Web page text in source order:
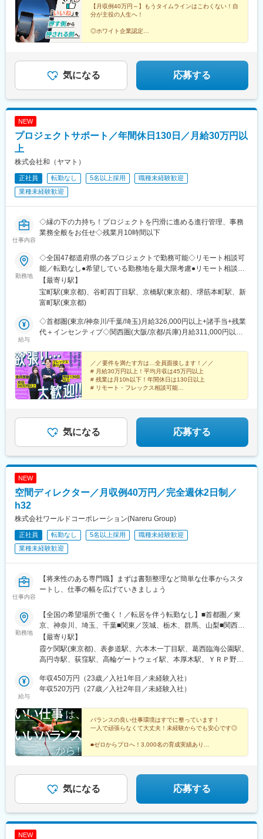
階■中部支店／愛知県名古屋市中村区名駅3-4-10 アルティメイト
名駅1st 4階■東北支店／宮城県仙台市宮城野区榴岡4-5-5 KTビル3
階■北海道支店／北海道札幌市北区7条西2-20 NCO札幌駅北口2
階■九州支店／福岡市博多区博多駅東2-10-35 博多プライムイース
渡駅、武蔵増戸駅、清瀬駅、萩山駅、富士見ケ丘駅、立川南駅、
押上駅、日比谷駅、新福井駅、梅島駅、西武球場前駅、荒川車庫
前駅、代田橋駅、両国駅、西武柳沢駅、志村坂上駅、氷川台駅、
東高円寺駅、河辺の森駅、西栗栖駅、三郷中央駅、鴨居駅、青砥
川駅、天神川駅、栗平駅、北鎌倉駅、青梅駅、昭和駅、森下駅(東
京都)、相原駅、大崎駅、落合南長崎駅、大和駅(神奈川県)、鶴間
駅、高座渋谷駅、中神駅、北楠駅、城陽駅、スポーツセンター
矢川駅、六会日大前駅、植田駅(名古屋市営)、三河一宮駅、上野毛
駅、志村三丁目駅、南砂町駅、三河島駅、千駄木駅、瑞江駅、木
場駅(東京都)、相模大塚駅、上北台駅、大師橋駅、東舞鶴駅、梶が
谷駅、日の出駅(東京都)、金沢文庫駅、平塚駅、牛込柳町駅、新座
駅、麻布十番駅、平井駅(東京都)、一之江駅、赤土小学校前駅、久
我山駅、駒沢大学駅、本庄早稲田駅、東あずま駅、根岸駅(神奈川
槻市駅、鷺沼駅、香川駅、大濠公園駅、江戸川橋駅、池袋駅、若
葉台駅、京王よみうりランド駅、羽後牛島駅、新馬場駅、由仁
五日市駅、八日市駅、湯島駅、妙典駅、大矢知駅、平津駅、上社
駅、木ノ下駅、甚目寺駅、川越富洲原駅、春田駅、長泉なめり
駅、古庄駅、芝川駅、富士岡駅、門出駅、関ケ原駅、千城台駅、
室蘭駅、上板橋駅、羽島市役所前駅、大和田駅(北海道)、阿佐ケ谷
駅、上永谷駅、雑色駅、六町駅、港町駅、鮫洲駅、日進駅(北海
道)、丸亀駅、和田町駅、武蔵砂川駅、港南台駅、亀山駅(三重
県)、勝川駅、中山駅(神奈川県)、ウッディタウン中央駅、聖蹟桜
ケ丘駅、久里浜駅、倉見駅、海老名駅(相模線)、当麻寺駅、美乃坂
本駅、本郷台駅、玉川学園前駅、古淵駅、京成高砂駅、社家駅、
駅、静岡駅、竹橋駅、横手駅、東村山駅、王子神谷駅、浅野駅、
木曽川駅、小牧駅、下麻生駅、園田駅、北池袋駅、野跡駅、大学
前駅(滋賀県)、石山寺駅、黄檗駅(奈良線)、新井宿駅、芝浦ふ頭
駅、宝塚駅、島氏永駅、北朝霞駅、徳島駅、大村駅(兵庫県)、三石
駅、五十鈴ケ丘駅、関下有知駅、相模湖駅、木津駅(兵庫県)、東青
東京国際クルーズターミナル駅、虎ノ門駅、程久保駅、代々木八
幡駅、小平駅、立川駅、有楽町駅、福井駅(福井県)、明大前駅、両
国駅(都営線)、中野富士見町駅、高速神戸駅、越中島駅、小岩駅、
八坂駅、菊川駅(東京都)、下神明駅、椎名町駅、京急東神奈川駅、
久寿川駅、荒川一中前駅、武蔵小山駅、名古屋駅、塩釜口駅、中
駅、竹芝駅、若松河田駅、亀戸水神駅、東尾久三丁目駅、大塚駅
(東京都)、宮前平駅、神楽坂駅、青物横丁駅、穴守稲荷駅、堀切
江吉良駅、六郷土手駅、品川シーサイド駅、京急久里浜駅、熊野
前駅、立飛駅、神保町駅、東十条駅、安善駅、下板橋駅、明治神
宮前駅、虎ノ門ヒルズ駅、原宿駅、立川北駅、銀座駅、福井駅、
尾久駅、浅草橋駅、ハーバーランド駅、清澄白河駅、東白楽駅、
田駅(東京都)、本郷三丁目駅、鈴木町駅、栄町駅(東京都)、小川町
駅(東京都)、弁天橋駅、三田駅(東京都)
【月収例40万円～】もうタイムラインはこわくない！自
分が主役の人生へ！
◎ホワイト企業認定
気になる 応募する
NEW
プロジェクトサポート／年間休日130日／月給30万円以
上
株式会社和（ヤマト）
正社員 転勤なし 5名以上採用
職種未経験歓迎
業種未経験歓迎
仕事内容
◇縁の下の力持ち！プロジェクトを円滑に進める進行管理、事務
業務全般をお任せ◇残業月10時間以下
勤務地
◇全国47都道府県の各プロジェクトで勤務可能◇リモート相談可
能／転勤なし●希望している勤務地を最大限考慮●リモート相談可
能●直行直帰もOK●U・Iターン歓迎●マイカー通勤可（勤務地によ
る）●社宅あり（勤務地による）【交通】●各プロジェクト先によ
り異なります●基本的に現場へは直行直帰●自動車・バイク通勤OK
談ください【事務所】●本社東京都中央区銀座1-18-2 太平ビル6
階●関西支店大阪府大阪市中央区鎗屋町2丁目2番地9号
【最寄り駅】
宝町駅(東京都)、谷町四丁目駅、京橋駅(東京都)、堺筋本町駅、新
富町駅(東京都)
給与
◇首都圏(東京/神奈川/千葉/埼玉)月給326,000円以上+諸手当+残業
代＋インセンティブ◇関西圏(大阪/京都/兵庫)月給311,000円以上
297,000円以上+諸手当+残業代＋インセンティブ◇上記以外の県
庁所在地月給282,000円以上+諸手当+残業代＋インセンティブ◇
その他の地域月給267,000円以上+諸手当+残業代＋インセンティ
ブ◇豊かな経験がある方は加給優遇月給450,000円以上+諸手当
+残業代＋インセンティブ※残業代は全額別途支給！！※上記月給
慮の上、決定します。＼年収例／年収750万円／33歳 経験8年年
収600万円／32歳 経験4年年収480万円／25歳 経験1年
／／要件を満たす方は…全員面接します！／／
# 月給30万円以上！平均月収は45万円以上
# 残業は月10h以下！年間休日は130日以上
# リモート・フレックス相談可能
気になる 応募する
NEW
空間ディレクター／月収例40万円／完全週休2日制／
h32
株式会社ワールドコーポレーション(Nareru Group)
正社員 転勤なし 5名以上採用
職種未経験歓迎
業種未経験歓迎
仕事内容
【将来性のある専門職】まずは書類整理など簡単な仕事からスタ
ートし、仕事の幅を広げていきましょう
勤務地
【全国の希望場所で働く！／転居を伴う転勤なし】■首都圏／東
京、神奈川、埼玉、千葉■関東／茨城、栃木、群馬、山梨■関西／
大阪、兵庫、京都、奈良、和歌山、滋賀■中部／愛知、岐阜、三
重、静岡■北信越／新潟、富山、石川、福井、長野■北海道・東北
／北海道、青森、秋田、岩手、宮城、福島、山形■中四国／鳥取、
佐賀、長崎、大分、熊本、宮崎、鹿児島、沖縄【事業所住所】■東
京本社／東京都千代田区2番町3番地5麹町三葉ビル3階■キャリア
階■関西支店／大阪府大阪市中央区平野町2丁目4-9 淀屋橋PREX2
階■中部支店／愛知県名古屋市中村区名駅3-4-10 アルティメイト
名駅1st 4階■東北支店／宮城県仙台市宮城野区榴岡4-5-5 KTビル3
階■北海道支店／北海道札幌市北区7条西2-20 NCO札幌駅北口2
階■九州支店／福岡市博多区博多駅東2-10-35 博多プライムイース
【最寄り駅】
霞ケ関駅(東京都)、表参道駅、六本木一丁目駅、葛西臨海公園駅、
高円寺駅、荻窪駅、高輪ゲートウェイ駅、本厚木駅、ＹＲＰ野比
谷保駅、テレコムセンター駅、飛田給駅、高松駅(東京都)、昭和島
駅、拝島駅、北赤羽駅、柴崎体育館駅、西馬込駅、内幸町駅、東
京成立石駅、志茂駅、幡ケ谷駅、辰巳駅、浮間舟渡駅、武蔵増戸
駅、清瀬駅、萩山駅、富士見ケ丘駅、立川南駅、押上駅、日比谷
駅、新福井駅、梅島駅、西武球場前駅、荒川車庫前駅、代田橋
駅、両国駅、西武柳沢駅、志村坂上駅、氷川台駅、東高円寺駅、
河辺の森駅、西栗栖駅、三郷中央駅、鴨居駅、青砥駅、新高島平
川駅、天神川駅、栗平駅、北鎌倉駅、青梅駅、昭和駅、森下駅(東
京都)、相原駅、大崎駅、落合南長崎駅、大和駅(神奈川県)、鶴間
駅、高座渋谷駅、中神駅、北楠駅、城陽駅、スポーツセンター
給与
年収450万円（23歳／入社1年目／未経験入社）
年収520万円（27歳／入社2年目／未経験入社）
バランスの良い仕事環境はすでに整っています！
一人で頑張らなくて大丈夫！未経験からでも安心です◎
■ゼロからプロへ！3,000名の育成実績あり
■5日以上の連休取得可
■ホワイト企業認定取得
気になる 応募する
NEW